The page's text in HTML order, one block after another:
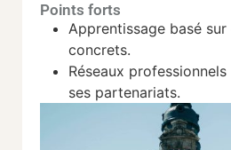
Points forts
Apprentissage basé
concrets.
Réseaux
ses partenariats.